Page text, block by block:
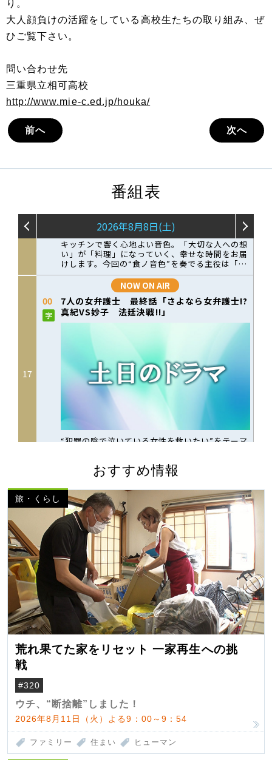
り。
大人顔負けの活躍をしている高校生たちの取り組み、ぜ
ひご覧下さい。
問い合わせ先
三重県立相可高校
http://www.mie-c.ed.jp/houka/
前へ 次へ
番組表
おすすめ情報
旅・くらし
荒れ果てた家をリセット 一家再生への挑
戦
#320
ウチ、“断捨離”しました！
2026年8月11日（火）よる9：00～9：54
ファミリー 住まい ヒューマン